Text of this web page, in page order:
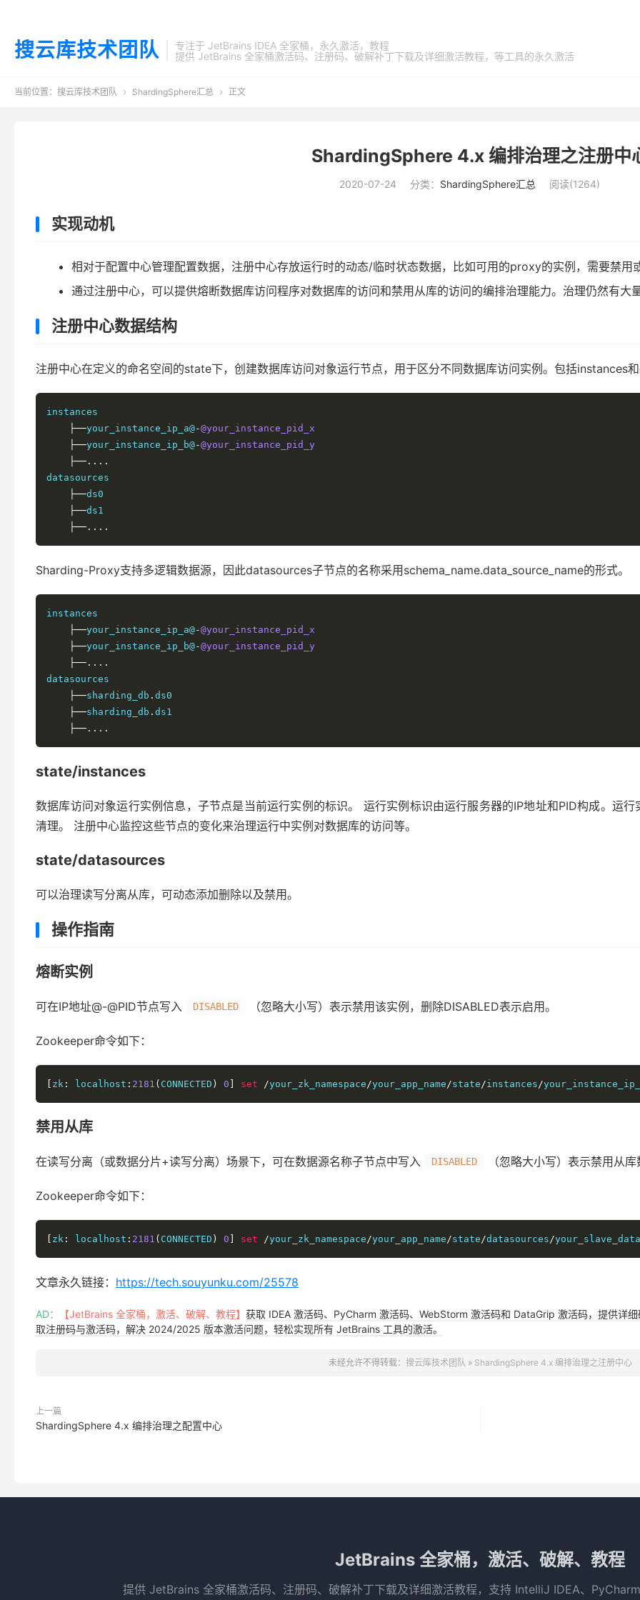
搜云库技术团队
专注于 JetBrains IDEA 全家桶，永久激活，教程
提供 JetBrains 全家桶激活码、注册码、破解补丁下载及详细激活教程，等工具的永久激活
当前位置： 搜云库技术团队  ShardingSphere汇总  正文
ShardingSphere 4.x 编排治理之注册中
2020-07-24 分类： ShardingSphere汇总 阅读(1264)
实现动机
相对于配置中心管理配置数据，注册中心存放运行时的动态/临时状态数据，比如可用的proxy的实例，需要禁用
通过注册中心，可以提供熔断数据库访问程序对数据库的访问和禁用从库的访问的编排治理能力。治理仍然有大
注册中心数据结构
注册中心在定义的命名空间的state下，创建数据库访问对象运行节点，用于区分不同数据库访问实例。包括instances
instances
├──your_instance_ip_a@-@your_instance_pid_x
├──your_instance_ip_b@-@your_instance_pid_y
├──....
datasources
├──ds0
├──ds1
├──....
Sharding-Proxy支持多逻辑数据源，因此datasources子节点的名称采用schema_name.data_source_name的形式。
instances
├──your_instance_ip_a@-@your_instance_pid_x
├──your_instance_ip_b@-@your_instance_pid_y
├──....
datasources
├──sharding_db . ds0
├──sharding_db . ds1
├──....
state/instances
数据库访问对象运行实例信息，子节点是当前运行实例的标识。 运行实例标识由运行服务器的IP地址和PID构成。运
清理。 注册中心监控这些节点的变化来治理运行中实例对数据库的访问等。
state/datasources
可以治理读写分离从库，可动态添加删除以及禁用。
操作指南
熔断实例
可在IP地址@-@PID节点写入 DISABLED （忽略大小写）表示禁用该实例，删除DISABLED表示启用。
Zookeeper命令如下：
zk : localhost : 2181 ( CONNECTED ) 0 set /your_zk_namespace/your_app_name/state/instances/
禁用从库
在读写分离（或数据分片+读写分离）场景下，可在数据源名称子节点中写入 DISABLED （忽略大小写）表示禁用从
Zookeeper命令如下：
zk : localhost : 2181 ( CONNECTED ) 0 set /your_zk_namespace/your_app_name/state/datasources/
文章永久链接： https://tech.souyunku.com/25578
AD： 【JetBrains 全家桶，激活、破解、教程】 获取 IDEA 激活码、PyCharm 激活码、WebStorm 激活码和 DataGrip 激活码，提供详
取注册码与激活码，解决 2024/2025 版本激活问题，轻松实现所有 JetBrains 工具的激活。
未经允许不得转载： 搜云库技术团队 » ShardingSphere 4.x 编排治理之注册中心
上一篇
ShardingSphere 4.x 编排治理之配置中心
JetBrains 全家桶，激活、破解、教程
提供 JetBrains 全家桶激活码、注册码、破解补丁下载及详细激活教程，支持 IntelliJ IDEA、